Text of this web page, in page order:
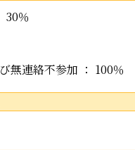
30％
無連絡不参加 ： 100％